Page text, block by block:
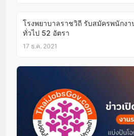
โรงพยาบาลราชวิถี รับสมัครพนักง
ทั่วไป 52 อัตรา
17 ธ.ค. 2021